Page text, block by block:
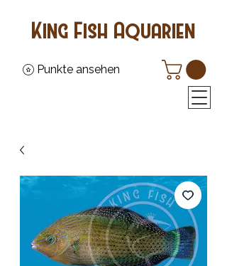
Punkte ansehen
King Fish Aquarien